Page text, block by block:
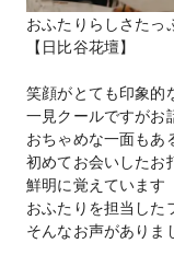
おふたりらしさたっ
【日比谷花壇】
笑顔がとても印象的
一見クールですがお
おちゃめな一面もあ
初めてお会いしたお
鮮明に覚えています
おふたりを担当した
そんなお声がありま